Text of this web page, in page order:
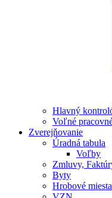
Hlavný
Voľné
Zverejňovanie
Úradná tabula
Voľby
Zmluvy,
Byty
Hrobové miesta